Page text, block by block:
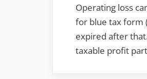
Operating loss
for blue tax form
expired after
taxable profit